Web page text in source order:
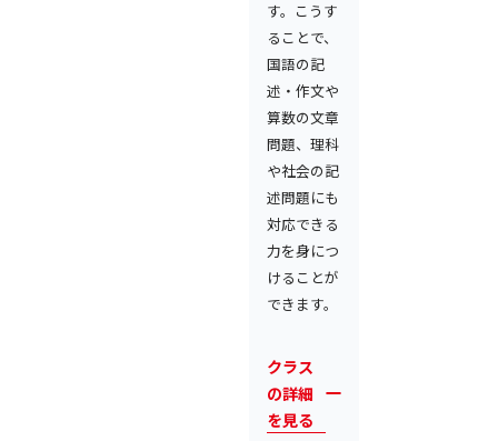
す。こうす
ることで、
国語の記
述・作文や
算数の文章
問題、理科
や社会の記
述問題にも
対応できる
力を身につ
けることが
できます。
クラス
の詳細
を見る